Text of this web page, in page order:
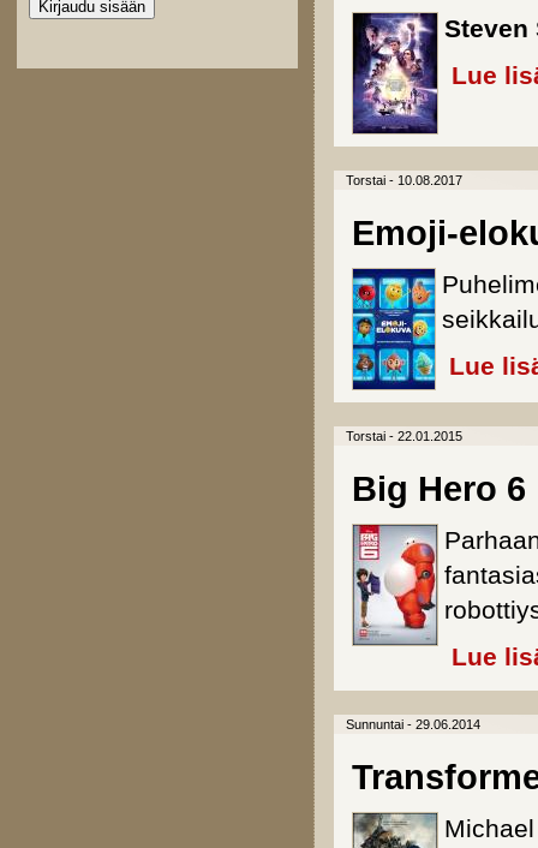
Steven
Lue
Torstai - 10.08.2017
Emoji-
Lue
Torstai - 22.01.2015
Big Hero 6
Lue
Sunnuntai - 29.06.2014